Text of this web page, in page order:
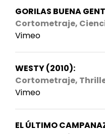
GORILAS BUENA
Cortometraje,
Vimeo
WESTY (2010):
Cortometraje,
Vimeo
EL ÚLTIMO